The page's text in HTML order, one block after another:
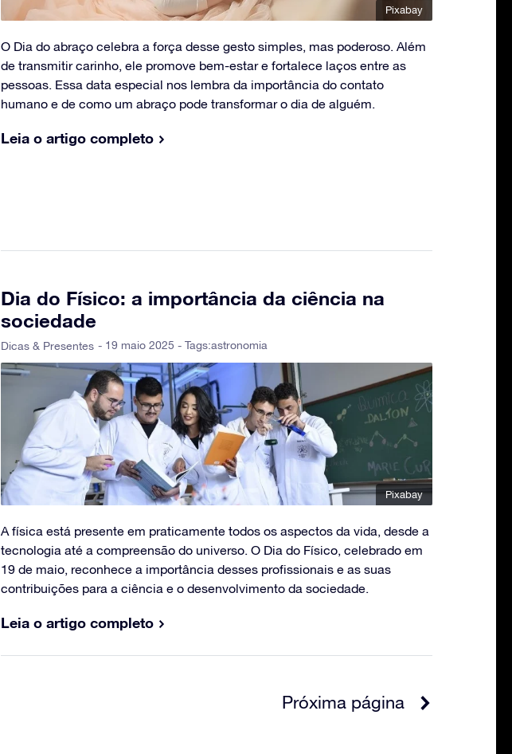
Pixabay
O Dia do abraço celebra a força desse gesto simples, mas poderoso. Além
de transmitir carinho, ele promove bem-estar e fortalece laços entre as
pessoas. Essa data especial nos lembra da importância do contato
humano e de como um abraço pode transformar o dia de alguém.
Leia o artigo completo
Dia do Físico: a importância da ciência na
sociedade
Dicas & Presentes - 19 maio 2025 - Tags:astronomia
Pixabay
A física está presente em praticamente todos os aspectos da vida, desde a
tecnologia até a compreensão do universo. O Dia do Físico, celebrado em
19 de maio, reconhece a importância desses profissionais e as suas
contribuições para a ciência e o desenvolvimento da sociedade.
Leia o artigo completo
Próxima página